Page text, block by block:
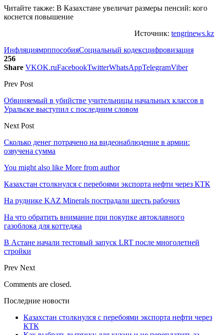
Читайте также: В Казахстане увеличат размеры пенсий: кого
коснется повышение
Источник: tengrinews.kz
ИнфляциямрппособияСоциальный кодексцифровизация
256
Share VKOK.ruFacebookTwitterWhatsAppTelegramViber
Prev Post
Обвиняемый в убийстве учительницы начальных классов в
Уральске выступил с последним словом
Next Post
Сколько денег потрачено на видеонаблюдение в армии:
озвучена сумма
You might also like More from author
Казахстан столкнулся с перебоями экспорта нефти через КТК
На руднике KAZ Minerals пострадали шесть рабочих
На что обратить внимание при покупке автоклавного
газоблока для коттеджа
В Астане начали тестовый запуск LRT после многолетней
стройки
Prev Next
Comments are closed.
Последние новости
Казахстан столкнулся с перебоями экспорта нефти через
КТК